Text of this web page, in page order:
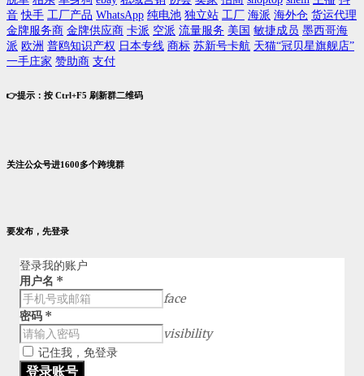
音 快手 工厂产品 WhatsApp 纯电池 独立站 工厂 海派 海外仓 货运代理
金牌服务商 金牌供应商 卡派 空派 流量服务 美国 敏捷成员 墨西哥海
派 欧洲 普鸥知识产权 日本专线 商标 苏新号卡航 天猫“冠贝星旗舰店”
一手庄家 赞助商 支付
👉提示：按 Ctrl+F5 刷新群二维码
关注公众号进1600多个跨境群
要发布，先登录
登录我的账户
用户名 *
face
密码 *
visibility
记住我，免登录